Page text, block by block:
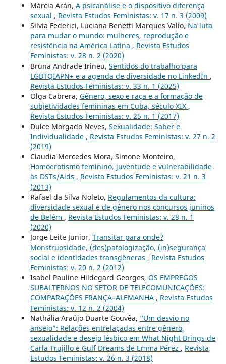
Márcia Arán, A psicanálise e o dispositivo diferença
sexual , Revista Estudos Feministas: v. 17 n. 3 (2009)
Silvia Federici, Luciana Benetti Marques Valio, Na luta
para mudar o mundo: mulheres, reprodução e
resistência na América Latina , Revista Estudos
Feministas: v. 28 n. 2 (2020)
Bruna Andrade Irineu, Sentidos do trabalho para
LGBTQIAPN+ e a agenda de diversidade no LinkedIn ,
Revista Estudos Feministas: v. 33 n. 1 (2025)
Olga Cabrera, Gênero, sexo e raça e a formação de
subjetividades femininas em Cuba, século XIX ,
Revista Estudos Feministas: v. 25 n. 1 (2017)
Dulce Morgado Neves, Sexualidade: Saber e
Individualidade , Revista Estudos Feministas: v. 27 n. 2
(2019)
Claudia Mercedes Mora, Simone Monteiro,
Homoerotismo feminino, juventude e vulnerabilidade
às DSTs/Aids , Revista Estudos Feministas: v. 21 n. 3
(2013)
Rafael da Silva Noleto, Regulamentos da cultura:
diversidade sexual e de gênero nos concursos juninos
de Belém , Revista Estudos Feministas: v. 28 n. 1
(2020)
Jorge Leite Junior, Transitar para onde?
Monstruosidade, (des)patologização, (in)segurança
social e identidades transgêneras , Revista Estudos
Feministas: v. 20 n. 2 (2012)
Isabel Pauline Hildegard Georges, OS EMPREGOS
SUBALTERNOS NO SETOR DE TELECOMUNICAÇÕES:
COMPARAÇÕES FRANÇA–ALEMANHA , Revista Estudos
Feministas: v. 12 n. 2 (2004)
Nathália Araújo Duarte Gouvêa, “Um desvio no
anseio”: Relações entrelaçadas entre gênero,
sexualidade e desejo lésbico em What Night Brings de
Carla Trujillo e Gulf Dreams de Emma Pérez , Revista
Estudos Feministas: v. 26 n. 3 (2018)